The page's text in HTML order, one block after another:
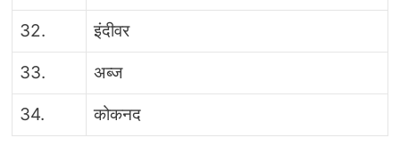
32. इंदीवर
33. अब्ज
34. कोकनद